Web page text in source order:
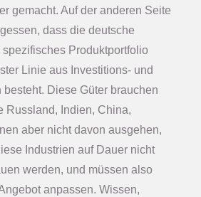
gemacht. Auf der anderen Seite
dass die deutsche
spezifisches Produktportfolio
Linie aus Investitions- und
besteht. Diese Güter brauchen
Russland, Indien, China,
aber nicht davon ausgehen,
Industrien auf Dauer nicht
werden, und müssen also
anpassen. Wissen,